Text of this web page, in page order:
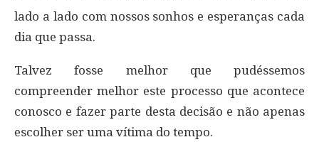
lado a lado com nossos sonhos e esperanças cada
dia que passa.
Talvez fosse melhor que pudéssemos
compreender melhor este processo que acontece
conosco e fazer parte desta decisão e não apenas
escolher ser uma vítima do tempo.